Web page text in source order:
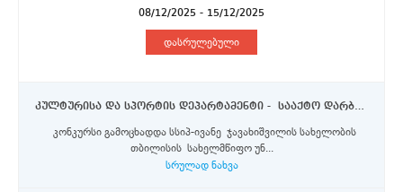
08/12/2025 - 15/12/2025
დასრულებული
კულტურისა და სპორტის დეპარტამენტი - სააქტო დარბაზის (I კორპუსი) ადმინისტრატორი - შტატგარეშე პოზიცია
კონკურსი გამოცხადდა სსიპ-ივანე ჯავახიშვილის სახელობის
თბილისის სახელმწიფო უნ...
სრულად ნახვა